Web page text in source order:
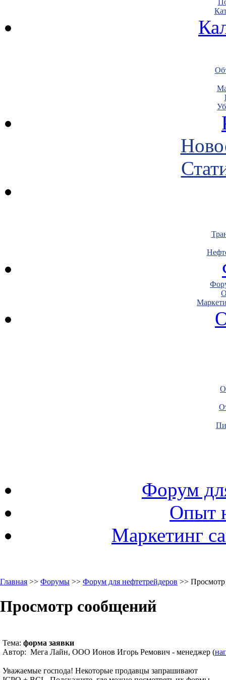
Форум
Опыт
Маркетинг
Главная >> Форумы >> Форум для нефтетрейдеров >>
Просмотр сообщений
Тема: форма заявки
Автор: Мега Лайн, ООО Ионов Игорь Ремович - менеджер (
Уважаемые господа! Некоторые продавцы запрашивают